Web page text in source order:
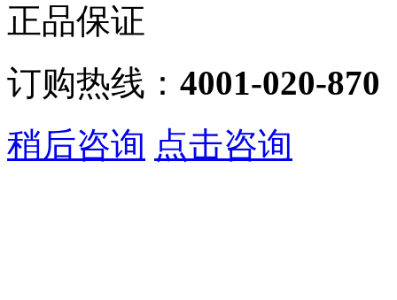
正品保证
订购热线： 4001-020-870
稍后咨询 点击咨询